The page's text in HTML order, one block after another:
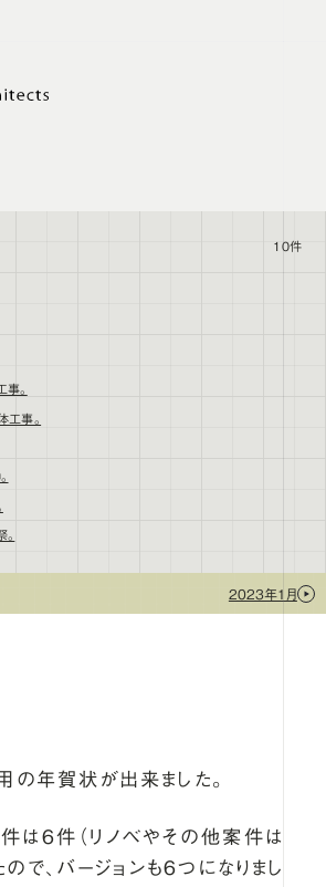
10件
。
工事。
2023年1月
年賀状が出来ました。
は6件（リノベやその他案件は
ので、バージョンも6つになりまし